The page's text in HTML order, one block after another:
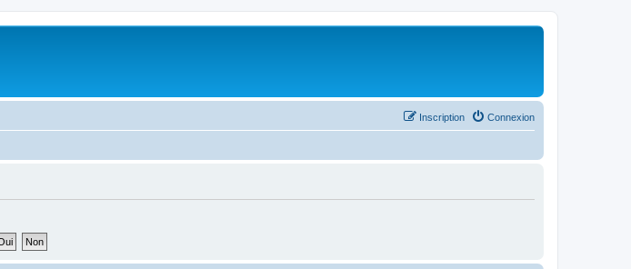
Connexion
Inscription